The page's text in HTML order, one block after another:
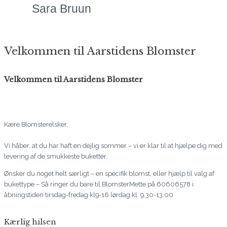
Sara Bruun
Velkommen til Aarstidens Blomster
Velkommen til Aarstidens Blomster
Kære Blomsterelsker,
Vi håber, at du har haft en dejlig sommer – vi er klar til at hjælpe dig med
levering af de smukkeste buketter.
Ønsker du noget helt særligt – en specifik blomst, eller hjælp til valg af
bukettype – Så ringer du bare til BlomsterMette på 60606578 i
åbningstiden tirsdag-fredag kl9-16 lørdag kl. 9.30-13.00
Kærlig hilsen